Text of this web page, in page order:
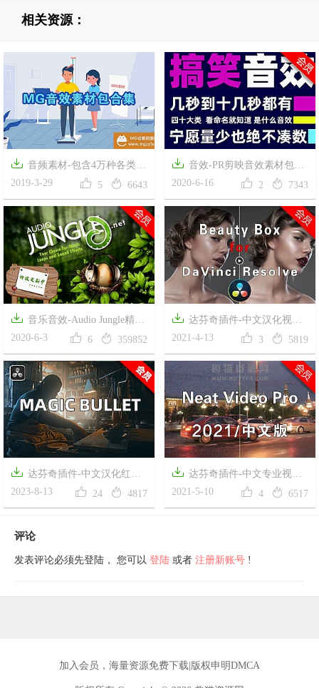
相关资源：
 音频素材-包含4万种各类
MG类型的音效集合包总大小
8GB
2019-3-29  5  6643
 音效-PR剪映音效素材包抖
音快手搞笑段子火山短视频背
景音乐综艺节目音效包
2020-6-16  2  7343
 音乐音效-Audio Jungle精选
企业宣传专题片头音乐AE模板
常用配乐合集包（永久免费更
新）
2020-6-3  6  359852
 达芬奇插件-中文汉化视频
人像智能磨皮美容插件美颜盒
Digital Anarchy Beauty Box
Video 4.2.3 一键安装版
2021-4-13  3  5819
 达芬奇插件-中文汉化红巨
人降噪磨皮美颜调色套装
Magic Bullet v2023.2.1
2023-8-13  24  4817
 达芬奇插件-中文专业视频
画面降噪插件 Neat Video Pro
5.4.1 for DaVinci Resolve + 基础
2021-5-10  4  6517
评论
发表评论必须先登陆， 您可以 登陆 或者 注册新账号 !
加入会员 ，海量资源免费下载| 版权申明DMCA